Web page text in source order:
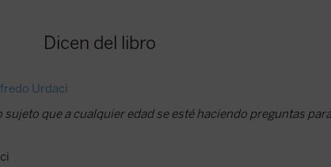
Dicen del libro
Urdaci
que a cualquier edad se esté haciendo preguntas